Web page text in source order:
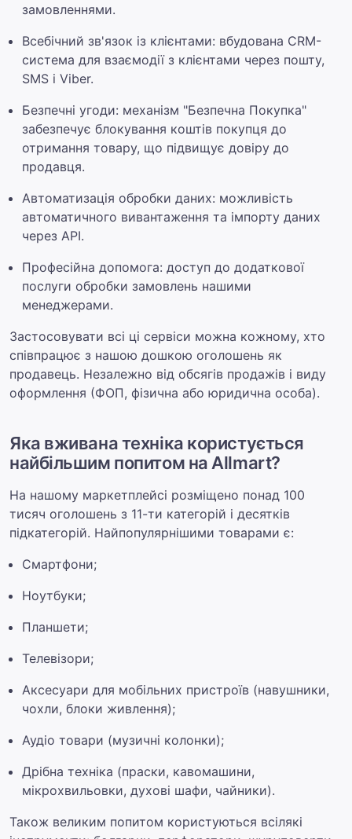
замовленнями.
Всебічний зв'язок із клієнтами: вбудована CRM-
система для взаємодії з клієнтами через пошту,
SMS і Viber.
Безпечні угоди: механізм "Безпечна Покупка"
забезпечує блокування коштів покупця до
отримання товару, що підвищує довіру до
продавця.
Автоматизація обробки даних: можливість
автоматичного вивантаження та імпорту даних
через API.
Професійна допомога: доступ до додаткової
послуги обробки замовлень нашими
менеджерами.
Застосовувати всі ці сервіси можна кожному, хто
співпрацює з нашою дошкою оголошень як
продавець. Незалежно від обсягів продажів і виду
оформлення (ФОП, фізична або юридична особа).
Яка вживана техніка користується
найбільшим попитом на Allmart?
На нашому маркетплейсі розміщено понад 100
тисяч оголошень з 11-ти категорій і десятків
підкатегорій. Найпопулярнішими товарами є:
Смартфони;
Ноутбуки;
Планшети;
Телевізори;
Аксесуари для мобільних пристроїв (навушники,
чохли, блоки живлення);
Аудіо товари (музичні колонки);
Дрібна техніка (праски, кавомашини,
мікрохвильовки, духові шафи, чайники).
Також великим попитом користуються всілякі